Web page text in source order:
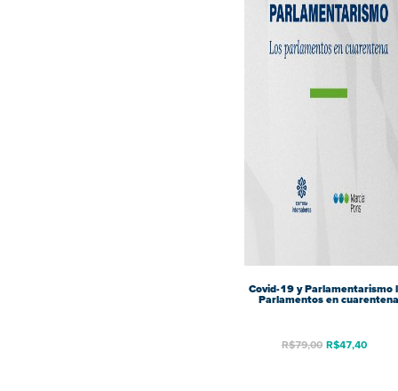
Covid-19 y Parlamentarismo
Parlamentos en cuarentena
R$79,00 R$47,40